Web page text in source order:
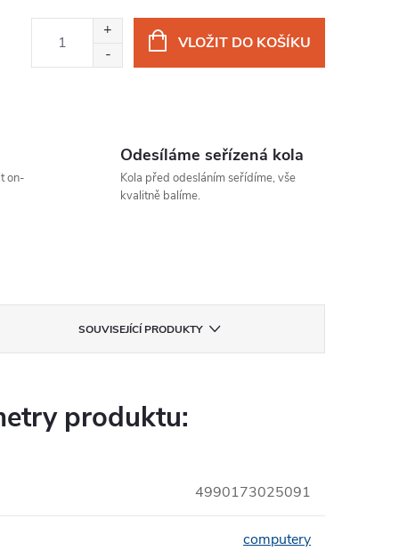
VLOŽIT DO KOŠÍKU
on-
Odesíláme seřízená kola
Kola před odesláním seřídíme, vše
kvalitně balíme.
SOUVISEJÍCÍ PRODUKTY
produktu:
4990173025091
computery